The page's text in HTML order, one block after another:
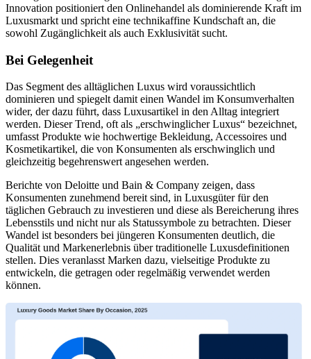
Innovation positioniert den Onlinehandel als dominierende Kraft im
Luxusmarkt und spricht eine technikaffine Kundschaft an, die
sowohl Zugänglichkeit als auch Exklusivität sucht.
Bei Gelegenheit
Das Segment des alltäglichen Luxus wird voraussichtlich
dominieren und spiegelt damit einen Wandel im Konsumverhalten
wider, der dazu führt, dass Luxusartikel in den Alltag integriert
werden. Dieser Trend, oft als „erschwinglicher Luxus“ bezeichnet,
umfasst Produkte wie hochwertige Bekleidung, Accessoires und
Kosmetikartikel, die von Konsumenten als erschwinglich und
gleichzeitig begehrenswert angesehen werden.
Berichte von Deloitte und Bain & Company zeigen, dass
Konsumenten zunehmend bereit sind, in Luxusgüter für den
täglichen Gebrauch zu investieren und diese als Bereicherung ihres
Lebensstils und nicht nur als Statussymbole zu betrachten. Dieser
Wandel ist besonders bei jüngeren Konsumenten deutlich, die
Qualität und Markenerlebnis über traditionelle Luxusdefinitionen
stellen. Dies veranlasst Marken dazu, vielseitige Produkte zu
entwickeln, die getragen oder regelmäßig verwendet werden
können.